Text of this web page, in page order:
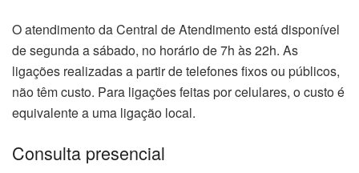
O atendimento da Central de Atendimento está disponível
de segunda a sábado, no horário de 7h às 22h. As
ligações realizadas a partir de telefones fixos ou públicos,
não têm custo. Para ligações feitas por celulares, o custo é
equivalente a uma ligação local.
Consulta presencial